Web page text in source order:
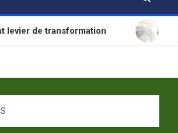
SANTÉ : La